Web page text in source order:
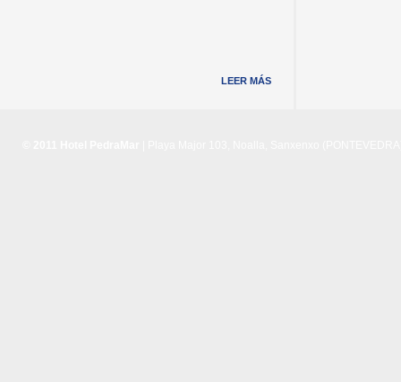
LEER MÁS